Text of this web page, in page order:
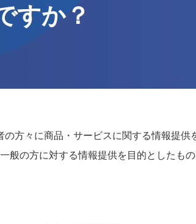
すか？
方々に商品・サービスに関する情報提供
般の方に対する情報提供を目的としたもの